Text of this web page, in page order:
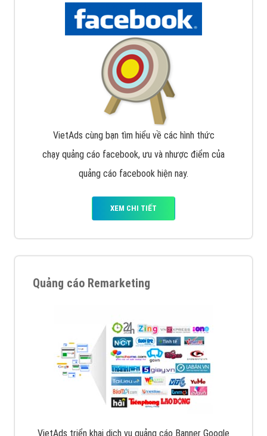
VietAds cùng bạn tìm hiểu về các hình thức
chạy quảng cáo facebook, ưu và nhược điểm của
quảng cáo facebook hiện nay.
XEM CHI TIẾT
Quảng cáo Remarketing
VietAds triển khai dịch vụ quảng cáo Banner Google